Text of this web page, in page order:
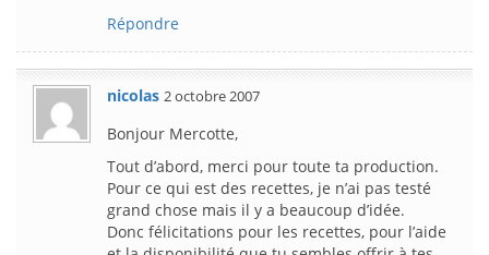
Répondre
nicolas 2 octobre 2007
Bonjour Mercotte,
Tout d’abord, merci pour toute ta production.
Pour ce qui est des recettes, je n’ai pas testé
grand chose mais il y a beaucoup d’idée.
Donc félicitations pour les recettes, pour l’aide